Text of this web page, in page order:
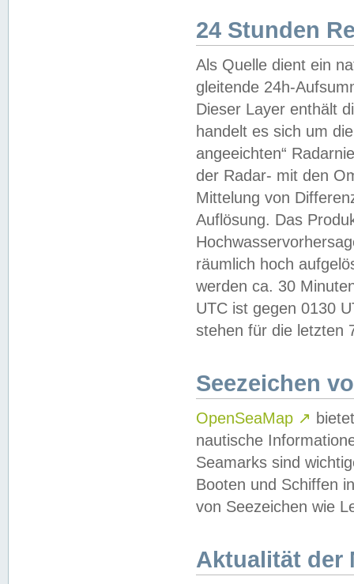
24 Stunden
Als Quelle dient ein
gleitende 24h-
Dieser Layer enthält
handelt es sich um
angeeichten“
der Radar- mit den
Mittelung von
Auflösung. Das
räumlich hoch
werden ca. 30
UTC ist gegen 0130
stehen für die letzten
Seezeichen
OpenSeaMap ↗
nautische
Seamarks sind
Booten und Schiffen
von Seezeichen wie
Aktualität der